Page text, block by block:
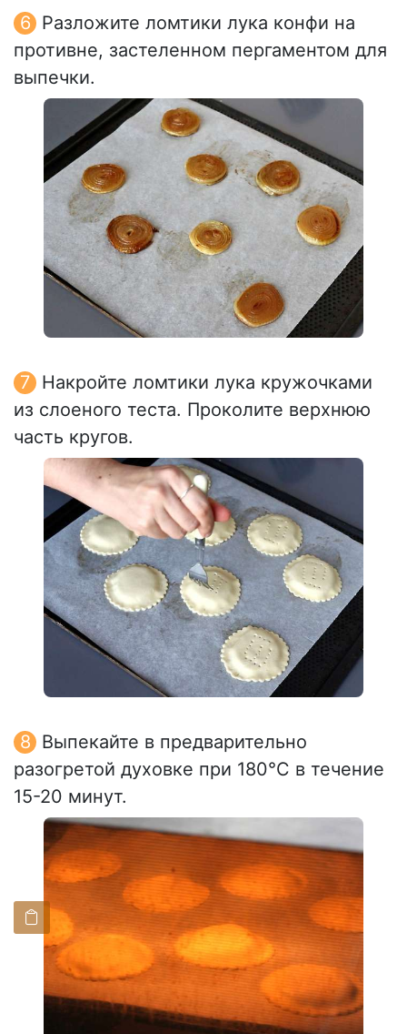
Разложите ломтики лука конфи на
противне, застеленном пергаментом для
выпечки.
Накройте ломтики лука кружочками
из слоеного теста. Проколите верхнюю
часть кругов.
Выпекайте в предварительно
разогретой духовке при 180°C в течение
15-20 минут.